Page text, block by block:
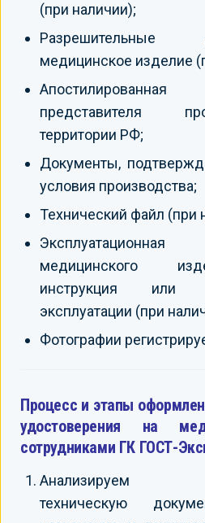
(при наличии);
медицинское изделие
представителя
территории РФ;
Документы,
условия производства;
Технический файл (при
медицинского
инструкция или
эксплуатации (при
Фотографии
Процесс и этапы
удостоверения на
сотрудниками ГК ГОСТ-
Анализируем
техническую